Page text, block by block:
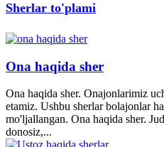
Sherlar to'plami
Ona haqida sher
Ona haqida sher. Onajonlarimiz
etamiz. Ushbu sherlar bolajonlar
mo'ljallangan. Ona haqida sher.
donosiz,...